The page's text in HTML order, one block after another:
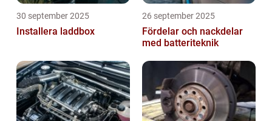
30 september 2025
Installera laddbox
26 september 2025
Fördelar och nackdelar
med batteriteknik